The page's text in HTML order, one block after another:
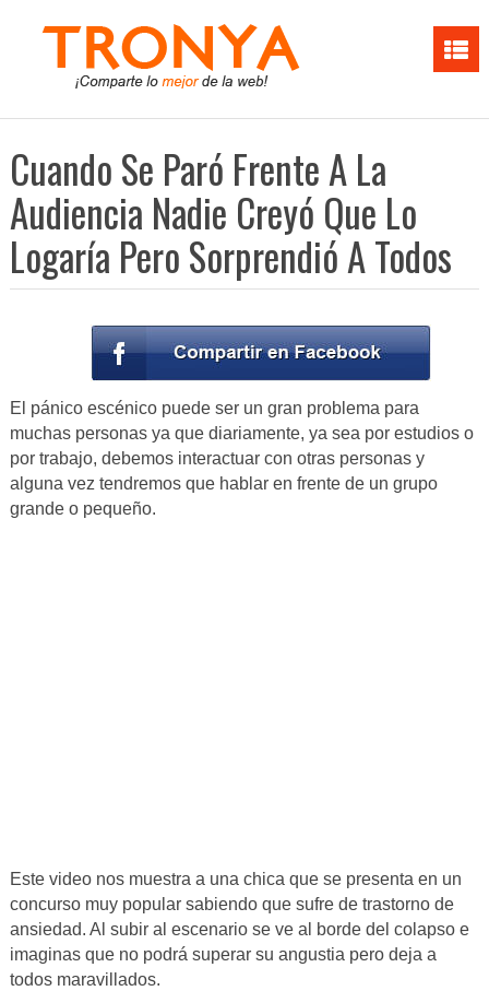
Cuando Se Paró Frente A La
Audiencia Nadie Creyó Que Lo
Logaría Pero Sorprendió A Todos
El pánico escénico puede ser un gran problema para
muchas personas ya que diariamente, ya sea por estudios o
por trabajo, debemos interactuar con otras personas y
alguna vez tendremos que hablar en frente de un grupo
grande o pequeño.
Este video nos muestra a una chica que se presenta en un
concurso muy popular sabiendo que sufre de trastorno de
ansiedad. Al subir al escenario se ve al borde del colapso e
imaginas que no podrá superar su angustia pero deja a
todos maravillados.